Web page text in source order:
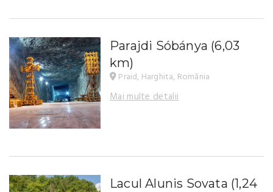
Parajdi Sóbánya (6,03
km)
Praid, Harghita, România
Mai multe detalii
Lacul Alunis Sovata (1,24